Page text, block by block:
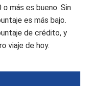
más es bueno. Sin
es más bajo.
de crédito, y
viaje de hoy.